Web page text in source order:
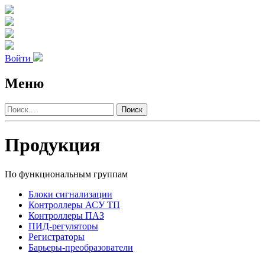
Войти
Меню
Поиск
Продукция
По функциональным группам
Блоки сигнализации
Контроллеры АСУ ТП
Контроллеры ПАЗ
ПИД-регуляторы
Регистраторы
Барьеры-преобразователи